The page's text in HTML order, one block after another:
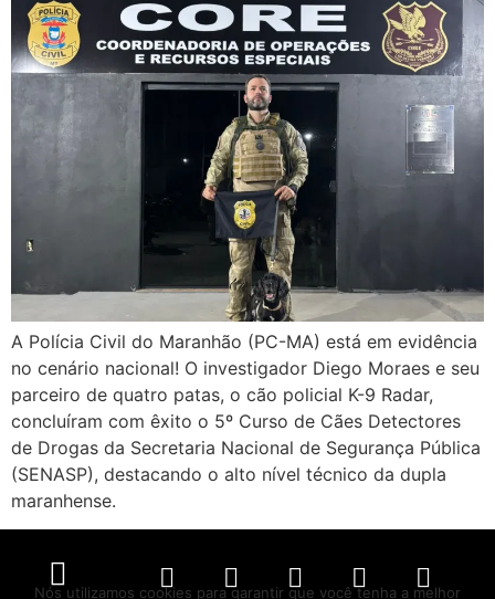
A Polícia Civil do Maranhão (PC-MA) está em evidência
no cenário nacional! O investigador Diego Moraes e seu
parceiro de quatro patas, o cão policial K-9 Radar,
concluíram com êxito o 5º Curso de Cães Detectores
de Drogas da Secretaria Nacional de Segurança Pública
(SENASP), destacando o alto nível técnico da dupla
maranhense.
Nós utilizamos cookies para garantir que você tenha a melhor